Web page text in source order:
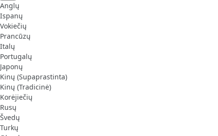
Anglų
Ispanų
Vokiečių
Prancūzų
Italų
Portugalų
Japonų
Kinų (Supaprastinta)
Kinų (Tradicinė)
Korėjiečių
Rusų
Švedų
Turkų